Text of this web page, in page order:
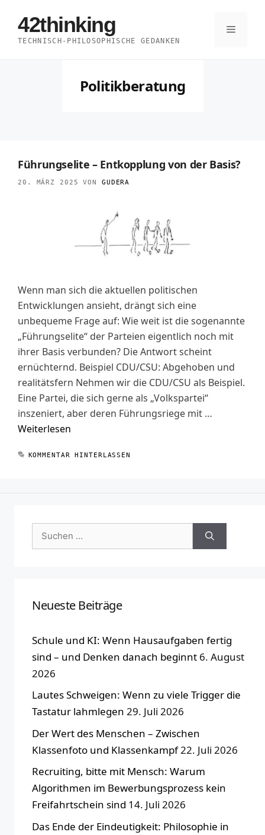
Inhalt
springen
42thinking
TECHNISCH-PHILOSOPHISCHE GEDANKEN
Menü
Politikberatung
Führungselite – Entkopplung von der Basis?
20. MÄRZ 2025 VON GUDERA
Wenn man sich die aktuellen politischen
Entwicklungen ansieht, drängt sich eine
unbequeme Frage auf: Wie weit ist die sogenannte
„Führungselite“ der Parteien eigentlich noch mit
ihrer Basis verbunden? Die Antwort scheint
ernüchternd. Beispiel CDU/CSU: Abgehoben und
realitätsfern Nehmen wir die CDU/CSU als Beispiel.
Eine Partei, die sich gerne als „Volkspartei“
inszeniert, aber deren Führungsriege mit …
Weiterlesen
KOMMENTAR HINTERLASSEN
Suchen
nach:
Neueste Beiträge
Schule und KI: Wenn Hausaufgaben fertig
sind – und Denken danach beginnt 6. August
2026
Lautes Schweigen: Wenn zu viele Trigger die
Tastatur lahmlegen 29. Juli 2026
Der Wert des Menschen – Zwischen
Klassenfoto und Klassenkampf22. Juli 2026
Recruiting, bitte mit Mensch: Warum
Algorithmen im Bewerbungsprozess kein
Freifahrtschein sind 14. Juli 2026
Das Ende der Eindeutigkeit: Philosophie in